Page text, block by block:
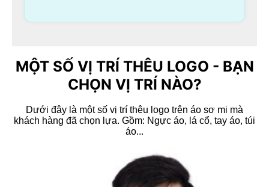
Xem nhanh
Áo thun cổ trụ đỏ 3 sọc
MỘT SỐ VỊ TRÍ THÊU LOGO - BẠN
CHỌN VỊ TRÍ NÀO?
Dưới đây là một số vị trí thêu logo trên áo sơ mi mà
khách hàng đã chọn lựa. Gồm: Ngực áo, lá cổ, tay áo, túi
áo...